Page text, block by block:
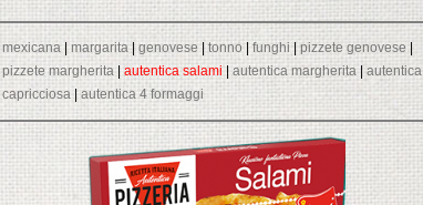
mexicana margarita| genovese tonno funghi| pizzete genovese
pizzete margherita
autentica salami autentica margherita
autentica
capricciosa
autentica 4 formaggi